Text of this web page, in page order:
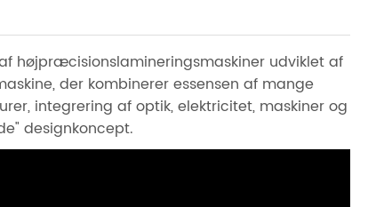
højpræcisionslamineringsmaskiner udviklet af
der kombinerer essensen af ​​mange
integrering af optik, elektricitet, maskiner og
designkoncept.